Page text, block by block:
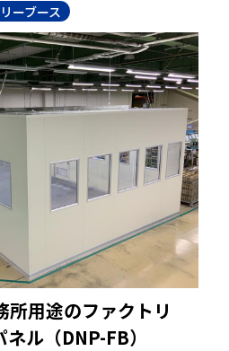
用途のファクトリ
ル（DNP-FB）
ーブース